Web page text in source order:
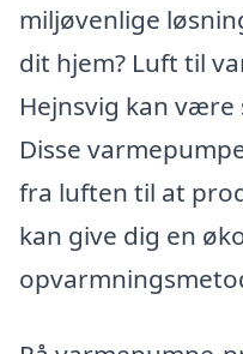
miljøvenlige
dit hjem? Luft til
Hejnsvig kan være
Disse
fra luften til at
kan give dig en